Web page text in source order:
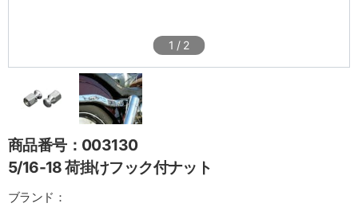
1 / 2
商品番号：003130
5/16-18 荷掛けフック付ナット
ブランド：